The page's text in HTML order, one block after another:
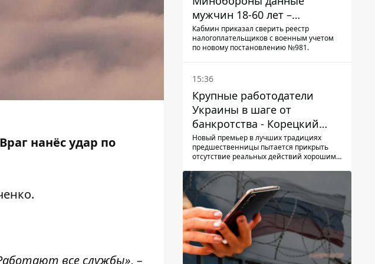
нанёс удар по
.
все службы», –
мужчин 18-60 лет –
постановление Кабмина
Кабмин приказал сверить реестр
налогоплательщиков с военным учетом
по новому постановлению №981.
15:36
Крупные работодатели
Украины в шаге от
банкротства - Корецкий
обещает им… новые склады
Новый премьер в лучших традициях
предшественницы пытается прикрыть
отсутствие реальных действий хорошими